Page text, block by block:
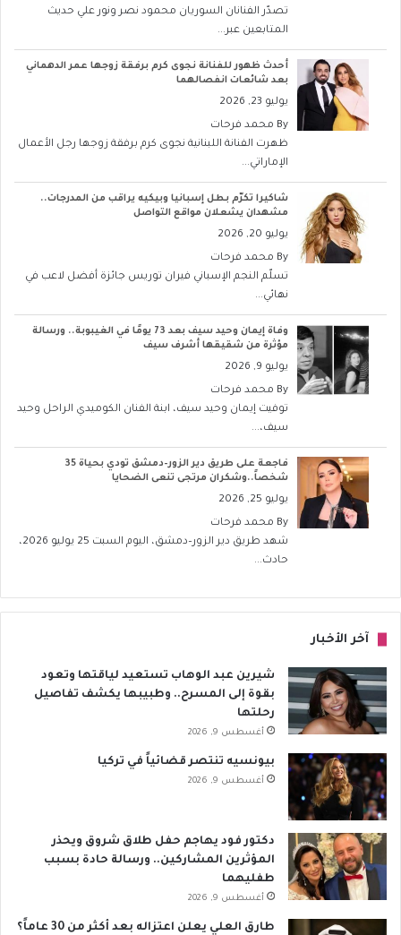
تصدّر الفنانان السوريان محمود نصر ونور علي حديث
المتابعين عبر...
أحدث ظهور للفنانة نجوى كرم برفقة زوجها عمر الدهماني
بعد شائعات انفصالهما
يوليو 23, 2026
By محمد فرحات
ظهرت الفنانة اللبنانية نجوى كرم برفقة زوجها رجل الأعمال
الإماراتي...
شاكيرا تكرّم بطل إسبانيا وبيكيه يراقب من المدرجات..
مشهدان يشعلان مواقع التواصل
يوليو 20, 2026
By محمد فرحات
تسلّم النجم الإسباني فيران توريس جائزة أفضل لاعب في
نهائي...
وفاة إيمان وحيد سيف بعد 73 يومًا في الغيبوبة.. ورسالة
مؤثرة من شقيقها أشرف سيف
يوليو 9, 2026
By محمد فرحات
توفيت إيمان وحيد سيف، ابنة الفنان الكوميدي الراحل وحيد
سيف،...
فاجعة على طريق دير الزور–دمشق تودي بحياة 35
شخصاً..وشكران مرتجى تنعى الضحايا
يوليو 25, 2026
By محمد فرحات
شهد طريق دير الزور–دمشق، اليوم السبت 25 يوليو 2026،
حادث...
آخر الأخبار
شيرين عبد الوهاب تستعيد لياقتها وتعود
بقوة إلى المسرح.. وطبيبها يكشف تفاصيل
رحلتها
أغسطس 9, 2026
بيونسيه تنتصر قضائياً في تركيا
أغسطس 9, 2026
دكتور فود يهاجم حفل طلاق شروق ويحذر
المؤثرين المشاركين.. ورسالة حادة بسبب
طفليهما
أغسطس 9, 2026
طارق العلي يعلن اعتزاله بعد أكثر من 30 عاماً؟